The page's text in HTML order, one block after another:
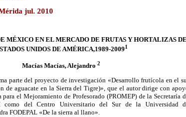
jul. 2010
MÉXICO EN EL MERCADO DE FRUTAS Y HORTALIZAS DE
UNIDOS DE AMÉRICA,1989-20091
Macías Macías, Alejandro 2
parte del proyecto de investigación «Desarrollo frutícola en el
de aguacate en la Sierradel Tigre)», que el autor dirige con
para el Mejoramiento de Profesorado (PROMEP) dela Secretaría
como del Centro Universitario del Sur dela Universidad
FODEPAL«De la sierra al llano».